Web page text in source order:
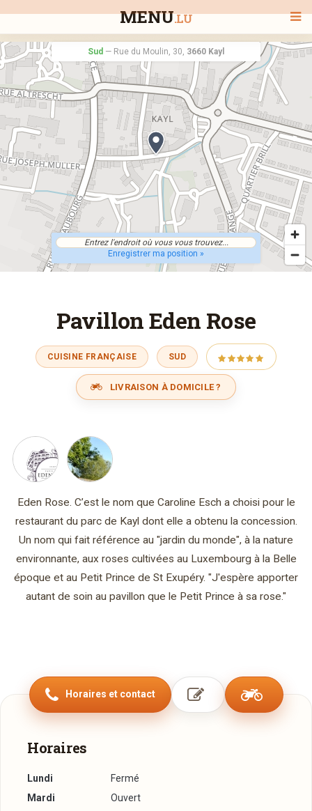
MENU.LU
BIENVENUE
TOUS LES RESTAURANTS
RECHERCHER UN RESTAURANT
Sud — Rue du Moulin, 30, 3660 Kayl
Enregistrer ma position »
Pavillon Eden Rose
CUISINE FRANÇAISE SUD
LIVRAISON À DOMICILE ?
Eden Rose. C’est le nom que Caroline Esch a choisi pour le
restaurant du parc de Kayl dont elle a obtenu la concession.
Un nom qui fait référence au "jardin du monde", à la nature
environnante, aux roses cultivées au Luxembourg à la Belle
époque et au Petit Prince de St Exupéry. "J'espère apporter
autant de soin au pavillon que le Petit Prince à sa rose."
Horaires et contact
Horaires
Lundi
Fermé
Mardi
Ouvert